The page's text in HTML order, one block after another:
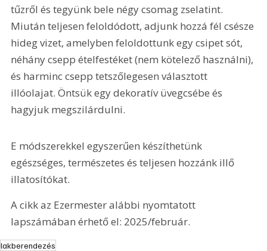
tűzről és tegyünk bele négy csomag zselatint.
Miután teljesen feloldódott, adjunk hozzá fél csésze
hideg vizet, amelyben feloldottunk egy csipet sót,
néhány csepp ételfestéket (nem kötelező használni),
és harminc csepp tetszőlegesen választott
illóolajat. Öntsük egy dekoratív üvegcsébe és
hagyjuk megszilárdulni.
E módszerekkel egyszerűen készíthetünk
egészséges, természetes és teljesen hozzánk illő
illatosítókat.
A cikk az Ezermester alábbi nyomtatott
lapszámában érhető el: 2025/február.
lakberendezés